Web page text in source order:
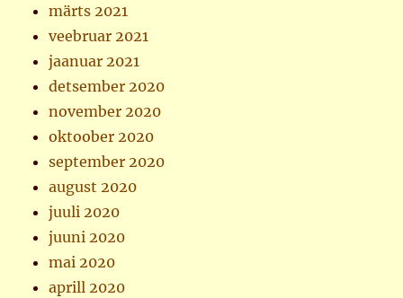
märts 2021
veebruar 2021
jaanuar 2021
detsember 2020
november 2020
oktoober 2020
september 2020
august 2020
juuli 2020
juuni 2020
mai 2020
aprill 2020